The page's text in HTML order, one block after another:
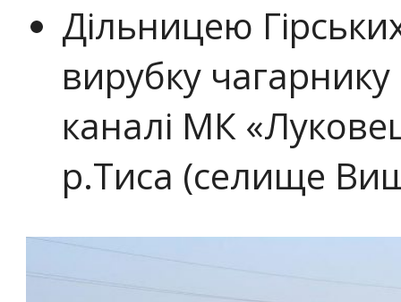
Дільницею
вирубку
каналі МК
р.Тиса (селище